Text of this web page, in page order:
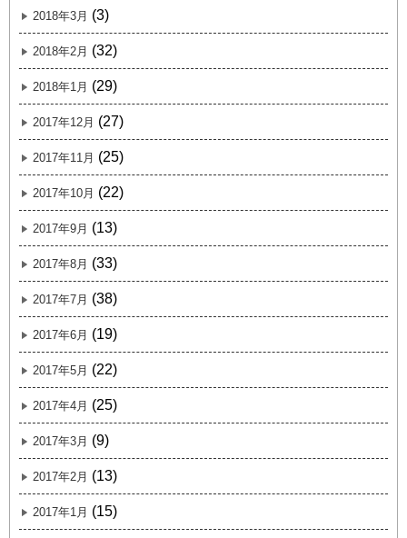
2018年3月 (3)
2018年2月 (32)
2018年1月 (29)
2017年12月 (27)
2017年11月 (25)
2017年10月 (22)
2017年9月 (13)
2017年8月 (33)
2017年7月 (38)
2017年6月 (19)
2017年5月 (22)
2017年4月 (25)
2017年3月 (9)
2017年2月 (13)
2017年1月 (15)